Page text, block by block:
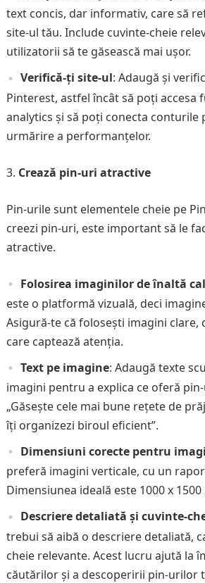
text concis, dar informativ, care să
site-ul tău. Include cuvinte-cheie
utilizatorii să te găsească mai ușor.
Verifică-ți site-ul: Adaugă și
Pinterest, astfel încât să poți accesa
analytics și să poți conecta conturile
urmărire a performanțelor.
Crează pin-uri atractive
Pin-urile sunt elementele cheie pe
creezi pin-uri, este important să le
atractive.
Folosirea imaginilor de înaltă
este o platformă vizuală, deci
Asigură-te că folosești imagini clare,
care captează atenția.
Text pe imagine: Adaugă texte
imagini pentru a explica ce oferă
„Găsește cele mai bune rețete de
îți organizezi biroul eficient”.
Dimensiuni corecte pentru
preferă imagini verticale, cu un
Dimensiunea ideală este 1000 x 1500
Descriere detaliată și cuvinte-
trebui să aibă o descriere detaliată,
cheie relevante. Acest lucru ajută la
căutărilor și a descoperirii pin-urilor